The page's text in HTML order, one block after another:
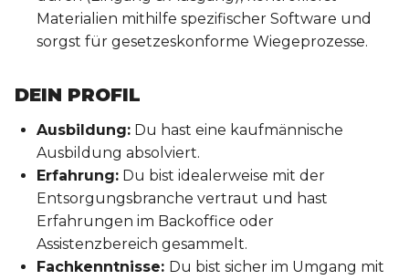
Materialien mithilfe spezifischer Software und
sorgst für gesetzeskonforme Wiegeprozesse.
DEIN PROFIL
Ausbildung: Du hast eine kaufmännische
Ausbildung absolviert.
Erfahrung: Du bist idealerweise mit der
Entsorgungsbranche vertraut und hast
Erfahrungen im Backoffice oder
Assistenzbereich gesammelt.
Fachkenntnisse: Du bist sicher im Umgang mit